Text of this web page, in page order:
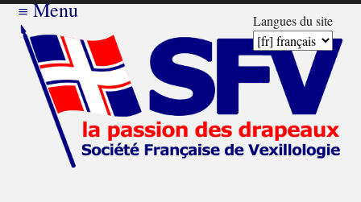
Langues du site
≡Menu